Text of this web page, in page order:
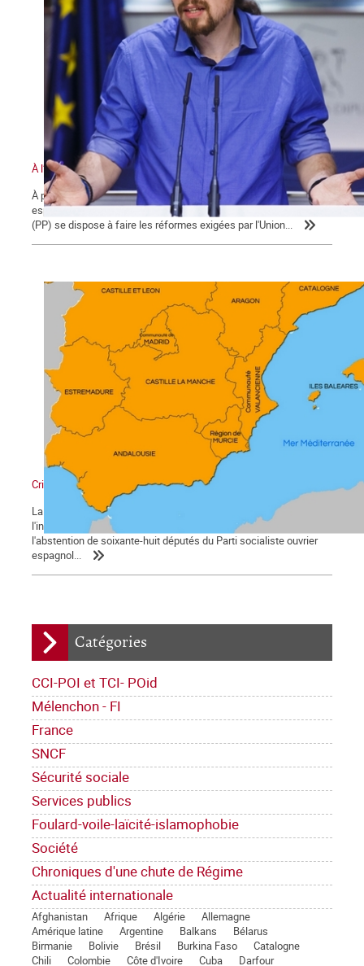
Catégories
CCI-POI et TCI- POid
Mélenchon - FI
France
SNCF
Sécurité sociale
Services publics
Foulard-voile-laïcité-islamophobie
Société
Chroniques d'une chute de Régime
Actualité internationale
Afghanistan Afrique Algérie
Allemagne
Amérique latine
Argentine Balkans
Bélarus
Birmanie
Bolivie Brésil Burkina Faso
Catalogne
Chili
Colombie Côte d'Ivoire Cuba Darfour
À l’épreuve du pacte P.P – P.S.O.E
À peine investi, grâce à l'appui du Partido socialista obrero
español (PSOE), le gouvernement minoritaire du Partido Popular
(PP) se dispose à faire les réformes exigées par l'Union...
Crise de la Monarchie espagnole : La brèche
La crise politique de l'État espagnol monte d'un cran avec
l'investiture du président sortant, Mariano Rajoy, grâce à
l'abstention de soixante-huit députés du Parti socialiste ouvrier
espagnol...